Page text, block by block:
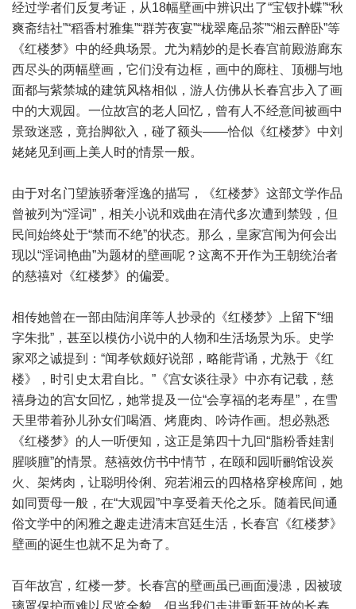
经过学者们反复考证，从18幅壁画中辨识出了“宝钗扑蝶”“秋
爽斋结社”“稻香村雅集”“群芳夜宴”“栊翠庵品茶”“湘云醉卧”等
《红楼梦》中的经典场景。尤为精妙的是长春宫前殿游廊东
西尽头的两幅壁画，它们没有边框，画中的廊柱、顶棚与地
面都与紫禁城的建筑风格相似，游人仿佛从长春宫步入了画
中的大观园。一位故宫的老人回忆，曾有人不经意间被画中
景致迷惑，竟抬脚欲入，碰了额头——恰似《红楼梦》中刘
姥姥见到画上美人时的情景一般。
由于对名门望族骄奢淫逸的描写，《红楼梦》这部文学作品
曾被列为“淫词”，相关小说和戏曲在清代多次遭到禁毁，但
民间始终处于“禁而不绝”的状态。那么，皇家宫闱为何会出
现以“淫词艳曲”为题材的壁画呢？这离不开作为王朝统治者
的慈禧对《红楼梦》的偏爱。
相传她曾在一部由陆润庠等人抄录的《红楼梦》上留下“细
字朱批”，甚至以模仿小说中的人物和生活场景为乐。史学
家邓之诚提到：“闻孝钦颇好说部，略能背诵，尤熟于《红
楼》，时引史太君自比。”《宫女谈往录》中亦有记载，慈
禧身边的宫女回忆，她常提及一位“会享福的老寿星”，在雪
天里带着孙儿孙女们喝酒、烤鹿肉、吟诗作画。想必熟悉
《红楼梦》的人一听便知，这正是第四十九回“脂粉香娃割
腥啖膻”的情景。慈禧效仿书中情节，在颐和园听鹂馆设炭
火、架烤肉，让聪明伶俐、宛若湘云的四格格穿梭席间，她
如同贾母一般，在“大观园”中享受着天伦之乐。随着民间通
俗文学中的闲雅之趣走进清末宫廷生活，长春宫《红楼梦》
壁画的诞生也就不足为奇了。
百年故宫，红楼一梦。长春宫的壁画虽已画面漫漶，因被玻
璃罩保护而难以尽览全貌，但当我们走进重新开放的长春